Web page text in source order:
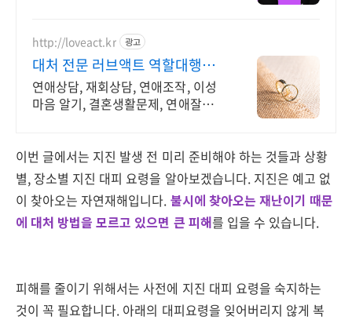
이 가능합니다.
http://loveact.kr 광고
대처 전문 러브액트 역할대행운
영 실전경험 충분
연애상담, 재회상담, 연애조작, 이성
마음 알기, 결혼생활문제, 연애잘하는
탁드립니다.
이번 글에서는 지진 발생 전 미리 준비해야 하는 것들과 상황
별, 장소별 지진 대피 요령을 알아보겠습니다. 지진은 예고 없
이 찾아오는 자연재해입니다. 불시에 찾아오는 재난이기 때문
에 대처 방법을 모르고 있으면 큰 피해를 입을 수 있습니다.
피해를 줄이기 위해서는 사전에 지진 대피 요령을 숙지하는
것이 꼭 필요합니다. 아래의 대피요령을 잊어버리지 않게 복